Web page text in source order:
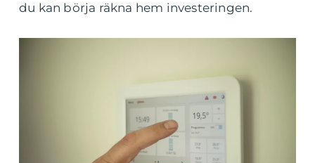
du kan börja räkna hem investeringen.